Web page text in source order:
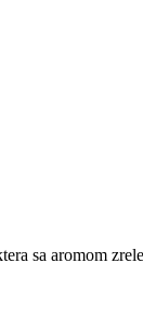
sa aromom